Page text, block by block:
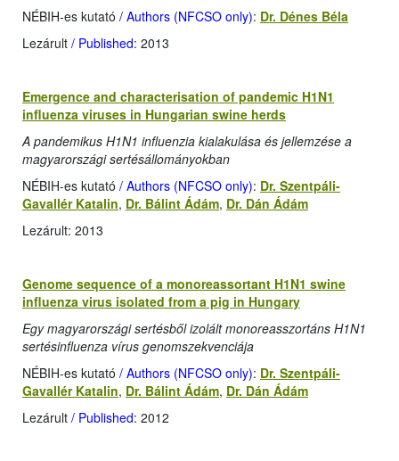
NÉBIH-es kutató / Authors (NFCSO only): Dr. Dénes Béla
Lezárult / Published: 2013
Emergence and characterisation of pandemic H1N1
influenza viruses in Hungarian swine herds
A pandemikus H1N1 influenzia kialakulása és jellemzése a
magyarországi sertésállományokban
NÉBIH-es kutató / Authors (NFCSO only): Dr. Szentpáli-
Gavallér Katalin, Dr. Bálint Ádám, Dr. Dán Ádám
Lezárult: 2013
Genome sequence of a monoreassortant H1N1 swine
influenza virus isolated from a pig in Hungary
Egy magyarországi sertésből izolált monoreasszortáns H1N1
sertésinfluenza vírus genomszekvenciája
NÉBIH-es kutató / Authors (NFCSO only): Dr. Szentpáli-
Gavallér Katalin, Dr. Bálint Ádám, Dr. Dán Ádám
Lezárult / Published: 2012